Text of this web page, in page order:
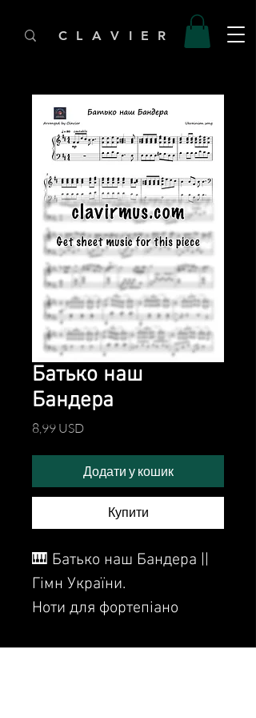
C L A V I E R
Батько наш
Бандера
8,99 USDЦіна
Додати у кошик
Купити
🎹 Батько наш Бандера ||
Гімн України.
Ноти для фортепіано